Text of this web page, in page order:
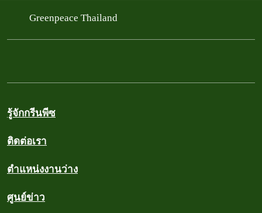
Greenpeace Thailand
รู้จักกรีนพีซ
ติดต่อเรา
ตำแหน่งงานว่าง
ศูนย์ข่าว